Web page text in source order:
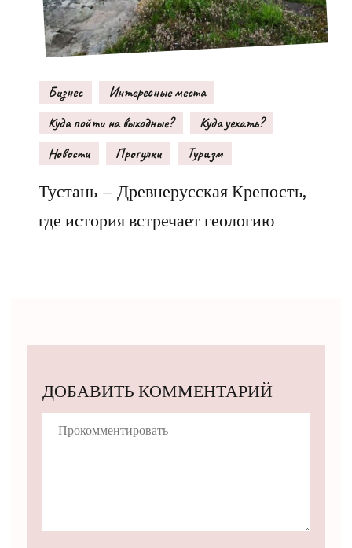
Бизнес
Интересные места
Куда пойти на выходные?
Куда уехать?
Новости
Прогулки Туризм
Тустань – Древнерусская Крепость,
где история встречает геологию
ДОБАВИТЬ КОММЕНТАРИЙ